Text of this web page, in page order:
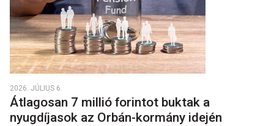
2026. JÚLIUS 6.
Átlagosan 7 millió forintot buktak a
nyugdíjasok az Orbán-kormány idején